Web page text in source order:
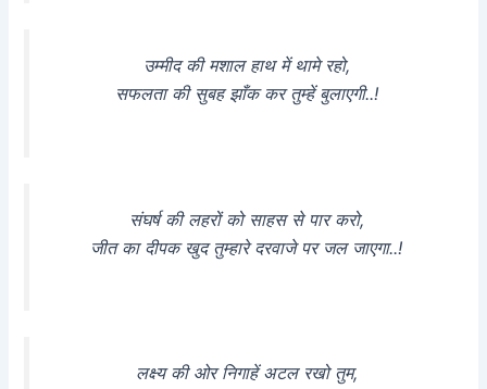
उम्मीद की मशाल हाथ में थामे रहो,
सफलता की सुबह झाँक कर तुम्हें बुलाएगी..!
संघर्ष की लहरों को साहस से पार करो,
जीत का दीपक खुद तुम्हारे दरवाजे पर जल जाएगा..!
लक्ष्य की ओर निगाहें अटल रखो तुम,